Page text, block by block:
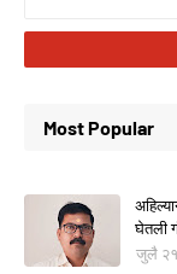
Most Popular
घेतली
जुलै